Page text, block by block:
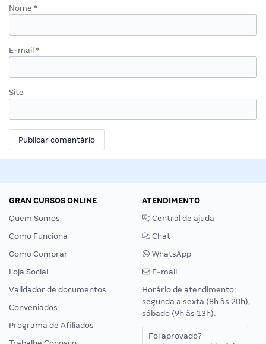
Nome *
E-mail *
Site
GRAN CURSOS ONLINE
Quem Somos
Como Funciona
Como Comprar
Loja Social
Validador de documentos
Conveniados
Programa de Afiliados
ATENDIMENTO
Central de ajuda
Chat
WhatsApp
E-mail
Horário de atendimento:
segunda a sexta (8h às 20h),
sábado (9h às 13h).
Foi aprovado?